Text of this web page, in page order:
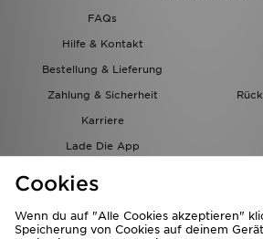
FAQs
Hilfe & Kontakt
Bestellung & Lieferung
Zahlung & Sicherheit
Karriere
Lade Die App
Cookies
Wenn du auf "Alle Cookies akzeptieren"
Speicherung von Cookies auf deinem